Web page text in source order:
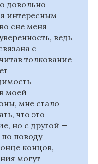
довольно
интересным
сне меня
ведь
с
толкование
моей
мне стало
что это
но с другой —
по поводу
концов,
могут